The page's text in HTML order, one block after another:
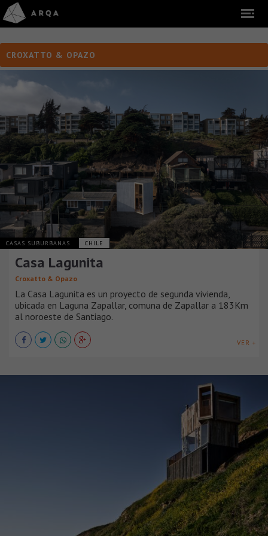
CROXATTO & OPAZO
CASAS SUBURBANAS CHILE
Casa Lagunita
Croxatto & Opazo
La Casa Lagunita es un proyecto de segunda vivienda,
ubicada en Laguna Zapallar, comuna de Zapallar a 183Km
al noroeste de Santiago.
VER +